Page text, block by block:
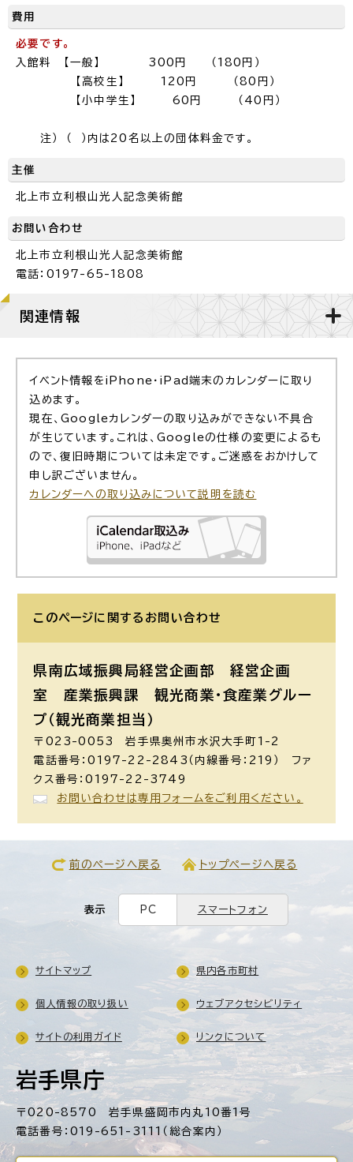
費用
必要です。
入館料 【一般】 300円 （180円）
【高校生】 120円 （80円）
【小中学生】 60円 （40円）
注） （ ）内は20名以上の団体料金です。
主催
北上市立利根山光人記念美術館
お問い合わせ
北上市立利根山光人記念美術館
電話：0197-65-1808
関連情報
イベント情報をiPhone・iPad端末のカレンダーに取り
込めます。
現在、Googleカレンダーの取り込みができない不具合
が生じています。これは、Googleの仕様の変更によるも
ので、復旧時期については未定です。ご迷惑をおかけして
申し訳ございません。
カレンダーへの取り込みについて説明を読む
このページに関する お問い合わせ
県南広域振興局経営企画部 経営企画
室 産業振興課 観光商業・食産業グルー
プ（観光商業担当）
〒023-0053 岩手県奥州市水沢大手町1-2
電話番号：0197-22-2843（内線番号：219） ファ
クス番号：0197-22-3749
お問い合わせは専用フォームをご利用ください。
前のページへ戻る トップページへ戻る
表示 PC スマートフォン
岩手県庁
〒020-8570 岩手県盛岡市内丸10番1号
電話番号：019-651-3111（総合案内）
サイトマップ 県内各市町村
個人情報の取り扱い ウェブアクセシビリティ
サイトの利用ガイド リンクについて